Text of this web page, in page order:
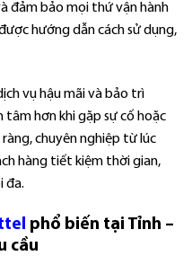
đảm bảo mọi thứ vận hành
hướng dẫn cách sử dụng,
vụ hậu mãi và bảo trì
tâm hơn khi gặp sự cố hoặc
chuyên nghiệp từ lúc
hàng tiết kiệm thời gian,
đa.
phổ biến tại Tỉnh –
cầu